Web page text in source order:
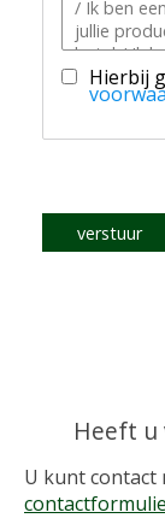
Hierbij
verstuur
Heeft u
U kunt contact